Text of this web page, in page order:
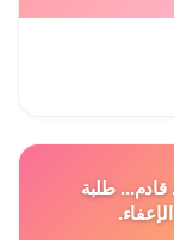
قادم... طلبة